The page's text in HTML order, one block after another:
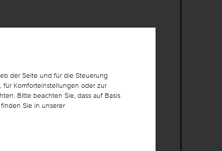
Vertriebs
der Seite und für die Steuerung
für Komforteinstellungen oder zur
Bitte beachten Sie, dass auf Basis
Sie in unserer